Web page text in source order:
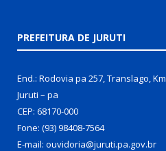
PREFEITURA DE JURUTI
End.: Rodovia pa 257, Translago,
Juruti – pa
CEP: 68170-000
Fone: (93) 98408-7564
E-mail: ouvidoria@juruti.pa.gov.br